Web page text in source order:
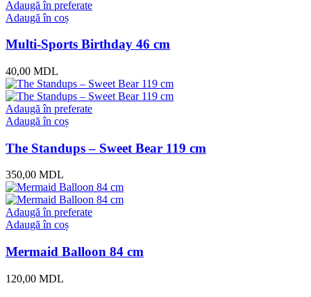
Adaugă în preferate
Adaugă în coș
Multi-Sports Birthday 46 cm
40,00 MDL
Adaugă în preferate
Adaugă în coș
The Standups – Sweet Bear 119 cm
350,00 MDL
Adaugă în preferate
Adaugă în coș
Mermaid Balloon 84 cm
120,00 MDL